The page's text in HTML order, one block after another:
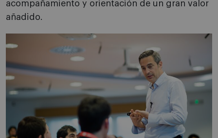
acompañamiento y orientación de un gran valor
añadido.